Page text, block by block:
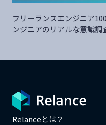
フリーランスエンジニア
ンジニアのリアルな意識調
Relanceとは？